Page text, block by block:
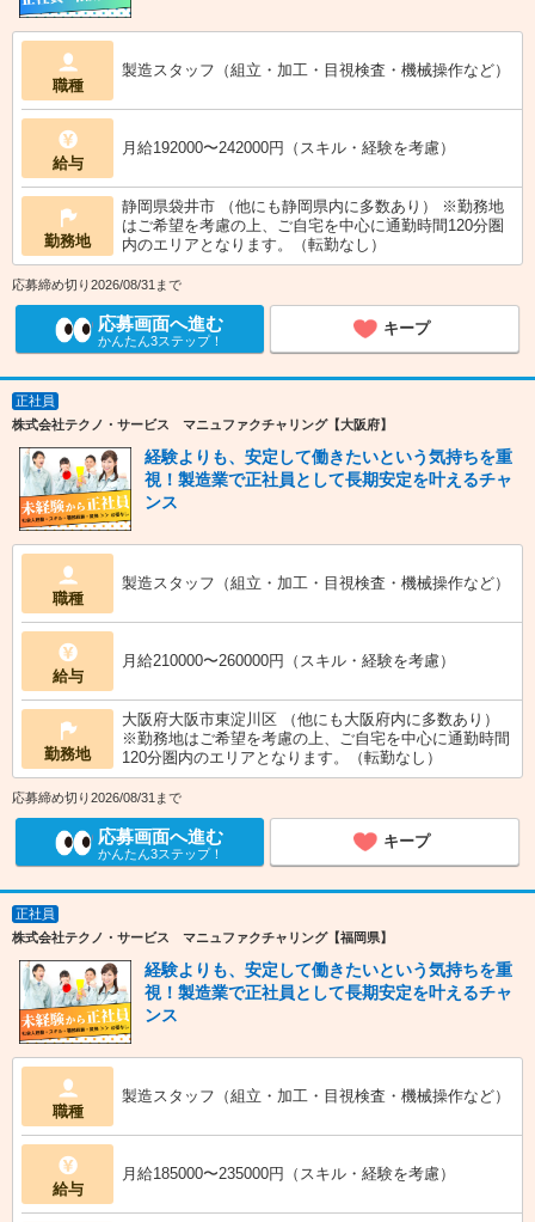
職種
製造スタッフ（組立・加工・目視検査・機械操作など）
給与
月給192000〜242000円（スキル・経験を考慮）
勤務地
静岡県袋井市 （他にも静岡県内に多数あり） ※勤務地
はご希望を考慮の上、ご自宅を中心に通勤時間120分圏
内のエリアとなります。（転勤なし）
応募締め切り2026/08/31まで
応募画面へ進む
かんたん3ステップ！
キープ
正社員
株式会社テクノ・サービス マニュファクチャリング【大阪府】
経験よりも、安定して働きたいという気持ちを重
視！製造業で正社員として長期安定を叶えるチャ
ンス
職種
製造スタッフ（組立・加工・目視検査・機械操作など）
給与
月給210000〜260000円（スキル・経験を考慮）
勤務地
大阪府大阪市東淀川区 （他にも大阪府内に多数あり）
※勤務地はご希望を考慮の上、ご自宅を中心に通勤時間
120分圏内のエリアとなります。（転勤なし）
応募締め切り2026/08/31まで
応募画面へ進む
かんたん3ステップ！
キープ
正社員
株式会社テクノ・サービス マニュファクチャリング【福岡県】
経験よりも、安定して働きたいという気持ちを重
視！製造業で正社員として長期安定を叶えるチャ
ンス
職種
製造スタッフ（組立・加工・目視検査・機械操作など）
給与
月給185000〜235000円（スキル・経験を考慮）